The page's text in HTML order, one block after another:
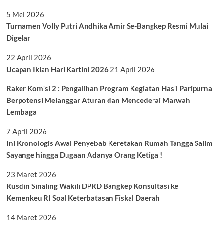
5 Mei 2026
Turnamen Volly Putri Andhika Amir Se-Bangkep Resmi Mulai
Digelar
22 April 2026
Ucapan Iklan Hari Kartini 2026 21 April 2026
Raker Komisi 2 : Pengalihan Program Kegiatan Hasil Paripurna
Berpotensi Melanggar Aturan dan Mencederai Marwah
Lembaga
7 April 2026
Ini Kronologis Awal Penyebab Keretakan Rumah Tangga Salim
Sayange hingga Dugaan Adanya Orang Ketiga !
23 Maret 2026
Rusdin Sinaling Wakili DPRD Bangkep Konsultasi ke
Kemenkeu RI Soal Keterbatasan Fiskal Daerah
14 Maret 2026